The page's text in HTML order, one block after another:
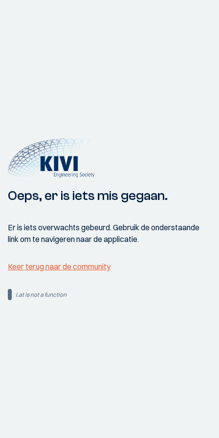
Oeps, er is iets mis gegaan.
Er is iets overwachts gebeurd. Gebruik de onderstaande
link om te navigeren naar de applicatie.
Keer terug naar de community
i.at is not a function